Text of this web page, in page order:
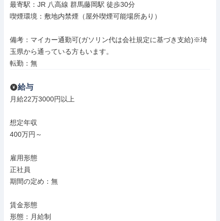
最寄駅：JR 八高線 群馬藤岡駅 徒歩30分
喫煙環境：敷地内禁煙（屋外喫煙可能場所あり）
備考：マイカー通勤可(ガソリン代は会社規定に基づき支給)※埼
玉県から通っている方もいます。
転勤：無
給与
月給22万3000円以上
想定年収
400万円～
雇用形態
正社員
期間の定め：無
賃金形態
形態：月給制